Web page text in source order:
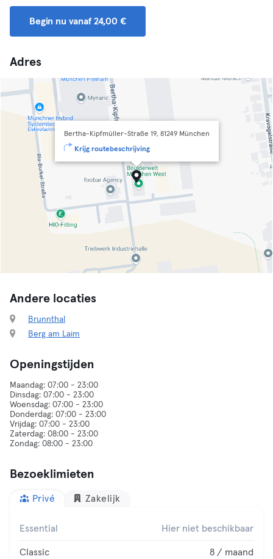
Begin nu vanaf 24,00 €
Adres
Bertha-Kipfmüller-Straße 19, 81249 München
Krijg routebeschrijving
Andere locaties
Brunnthal
Berg am Laim
Openingstijden
Maandag: 07:00 - 23:00
Dinsdag: 07:00 - 23:00
Woensdag: 07:00 - 23:00
Donderdag: 07:00 - 23:00
Vrijdag: 07:00 - 23:00
Zaterdag: 08:00 - 23:00
Bezoeklimieten
Privé Zakelijk
Essential Hier niet beschikbaar
Classic 8 / maand